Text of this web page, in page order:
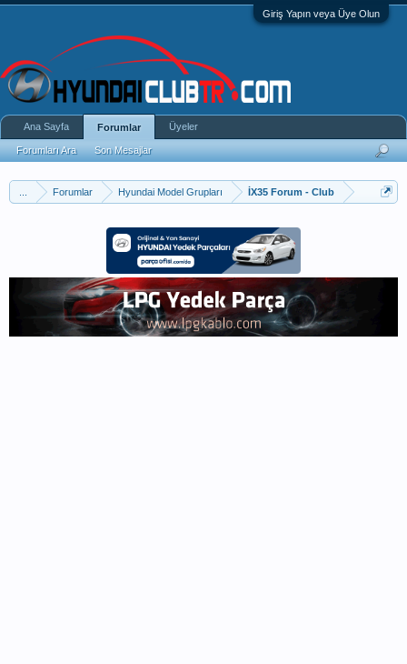
Giriş Yapın veya Üye Olun
Forumlar Hyundai Model Grupları İX35 Forum - Club
Ana Sayfa Forumlar
Forumları Ara Son Mesajlar
Üyeler